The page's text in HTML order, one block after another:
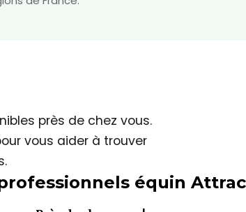
près de chez vous.
vous aider à trouver
professionnels équin